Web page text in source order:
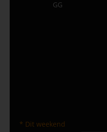
GG
* Dit weekend